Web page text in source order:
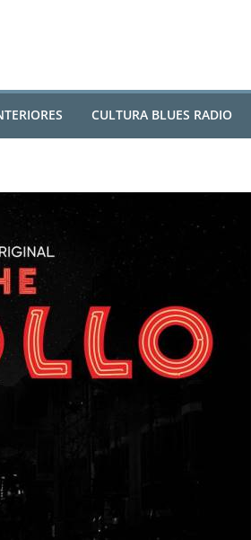
CULTURA BLUES RADIO